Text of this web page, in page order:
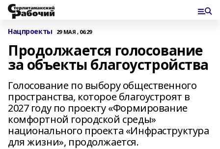
Нацпроекты 29 МАЯ , 06:29
Продолжается голосование
за объекты благоустройства
Голосование по выбору общественного
пространства, которое благоустроят в
2027 году по проекту «Формирование
комфортной городской среды»
национального проекта «Инфраструктура
для жизни», продолжается.